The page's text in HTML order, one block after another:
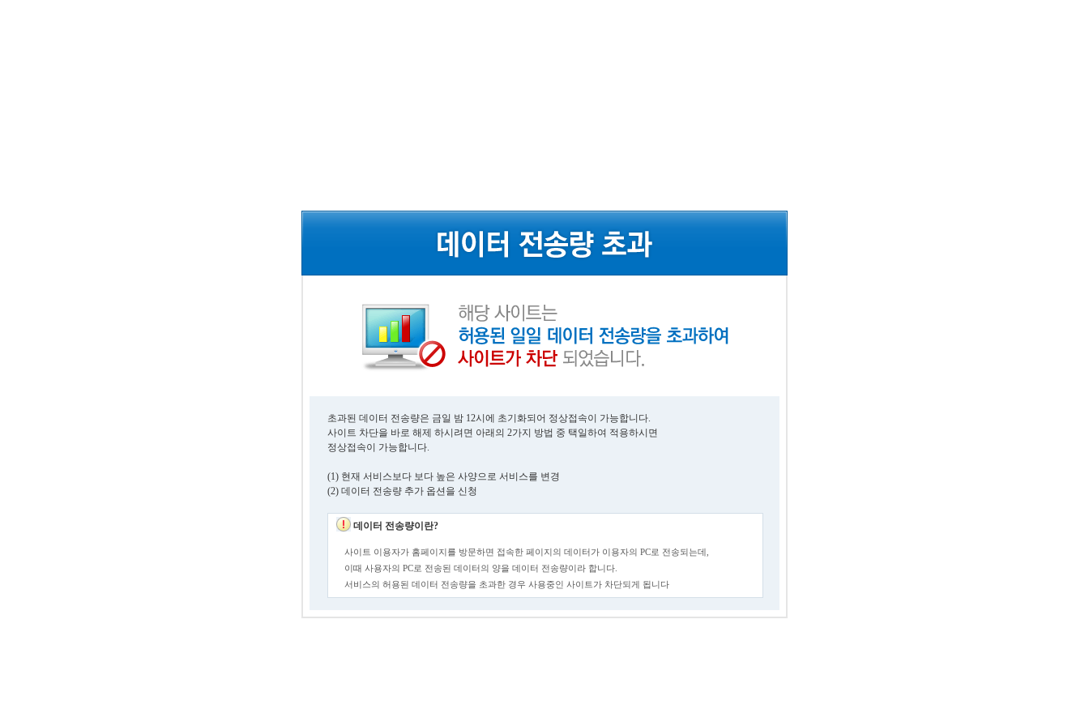
초과된 데이터 전송량은 금일 밤 12시에 초기화되어 정상접속이 가능합니다.
사이트 차단을 바로 해제 하시려면 아래의 2가지 방법 중 택일하여 적용하시면
정상접속이 가능합니다.
(1) 현재 서비스보다 보다 높은 사양으로 서비스를 변경
(2) 데이터 전송량 추가 옵션을 신청
데이터 전송량이란?
사이트 이용자가 홈페이지를 방문하면 접속한 페이지의 데이터가 이용자의 PC로 전송되는데,
이때 사용자의 PC로 전송된 데이터의 양을 데이터 전송량이라 합니다.
서비스의 허용된 데이터 전송량을 초과한 경우 사용중인 사이트가 차단되게 됩니다